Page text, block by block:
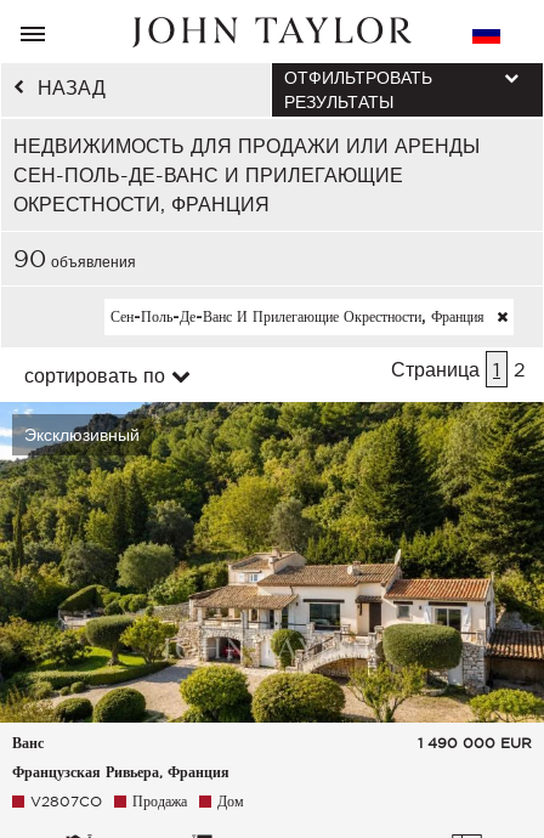
НАЗАД
НЕДВИЖИМОСТЬ ДЛЯ ПРОДАЖИ ИЛИ АРЕНДЫ
СЕН-ПОЛЬ-ДЕ-ВАНС И ПРИЛЕГАЮЩИЕ
ОКРЕСТНОСТИ, ФРАНЦИЯ
ОТФИЛЬТРОВАТЬ
РЕЗУЛЬТАТЫ
90 объявления
Сен-Поль-Де-Ванс И Прилегающие Окрестности, Франция
сортировать по Страница 1 2
Эксклюзивный
Ванс
Французская Ривьера, Франция
1 490 000 EUR
V2807CO Продажа Дом